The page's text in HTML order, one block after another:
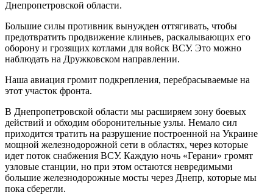
Днепропетровской области.
Большие силы противник вынужден оттягивать, чтобы
предотвратить продвижение клиньев, раскалывающих его
оборону и грозящих котлами для войск ВСУ. Это можно
наблюдать на Дружковском направлении.
Наша авиация громит подкрепления, перебрасываемые на
этот участок фронта.
В Днепропетровской области мы расширяем зону боевых
действий и обходим оборонительные узлы. Немало сил
приходится тратить на разрушение построенной на Украине
мощной железнодорожной сети в областях, через которые
идет поток снабжения ВСУ. Каждую ночь «Герани» громят
узловые станции, но при этом остаются невредимыми
большие железнодорожные мосты через Днепр, которые мы
пока сберегли.